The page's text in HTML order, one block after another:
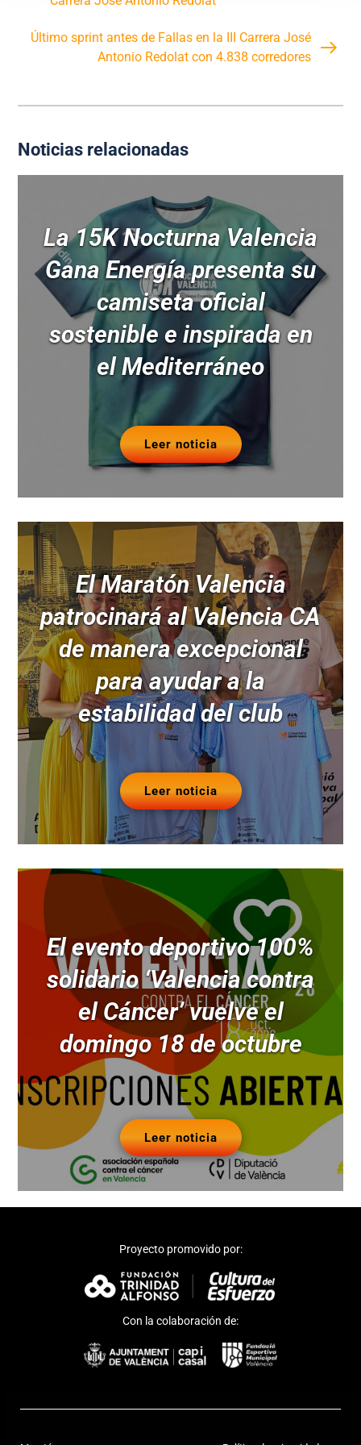
Último sprint antes de Fallas en la III Carrera José
Antonio Redolat con 4.838 corredores
Noticias relacionadas
La 15K Nocturna Valencia
Gana Energía presenta su
camiseta oficial
sostenible e inspirada en
el Mediterráneo
Leer noticia
El Maratón Valencia
patrocinará al Valencia CA
de manera excepcional
para ayudar a la
estabilidad del club
Leer noticia
El evento deportivo 100%
solidario ‘Valencia contra
el Cáncer’ vuelve el
domingo 18 de octubre
Leer noticia
Proyecto promovido por:
Con la colaboración de: